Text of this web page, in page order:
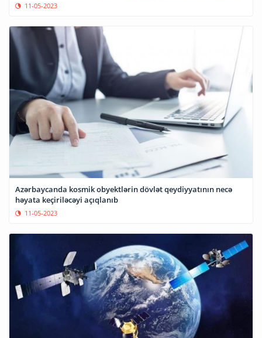
11-05-2023
Azərbaycanda kosmik obyektlərin dövlət qeydiyyatının necə
həyata keçiriləcəyi açıqlanıb
11-05-2023